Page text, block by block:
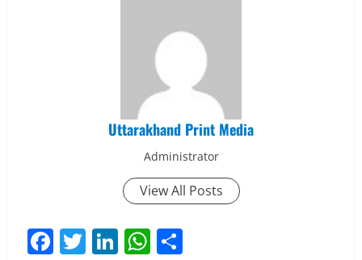
Uttarakhand Print Media
Administrator
View All Posts
Facebook
Twitter
LinkedIn
WhatsApp